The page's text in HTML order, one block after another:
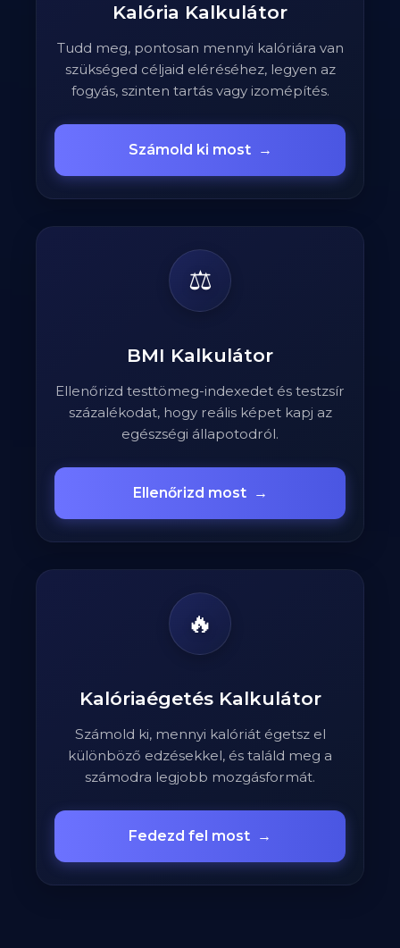
Kalória Kalkulátor
Tudd meg, pontosan mennyi kalóriára van
szükséged céljaid eléréséhez, legyen az
fogyás, szinten tartás vagy izomépítés.
Számold ki most →
⚖️
BMI Kalkulátor
Ellenőrizd testtömeg-indexedet és testzsír
százalékodat, hogy reális képet kapj az
egészségi állapotodról.
Ellenőrizd most →
🔥
Kalóriaégetés Kalkulátor
Számold ki, mennyi kalóriát égetsz el
különböző edzésekkel, és találd meg a
számodra legjobb mozgásformát.
Fedezd fel most →